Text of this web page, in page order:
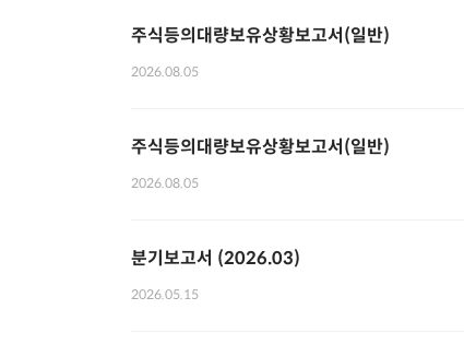
주식등의대량보유상황보고서(일반)
2026.08.05
주식등의대량보유상황보고서(일반)
2026.08.05
분기보고서 (2026.03)
2026.05.15